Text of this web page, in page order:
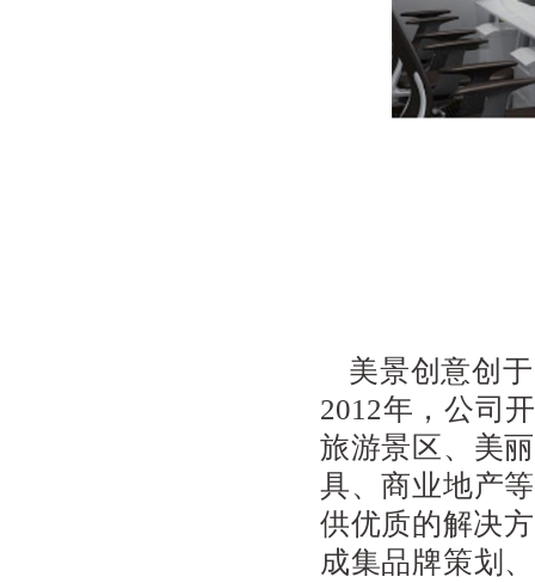
美景创意创
2012年，公司
旅游景区、美
具、商业地产
供优质的解决
成集品牌策划